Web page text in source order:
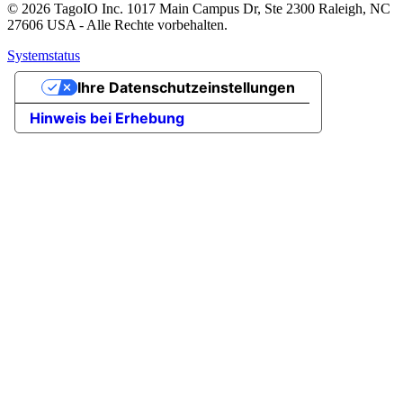
© 2026 TagoIO Inc. 1017 Main Campus Dr, Ste 2300 Raleigh, NC
27606 USA - Alle Rechte vorbehalten.
Systemstatus
Hinweis bei Erhebung
Ihre Datenschutzeinstellungen